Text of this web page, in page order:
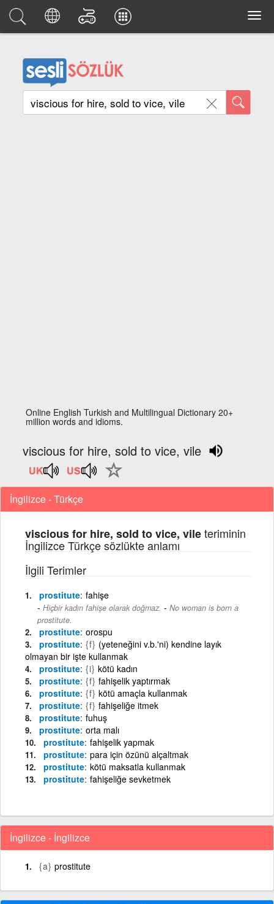
Online English Turkish and Multilingual Dictionary 20+
million words and idioms.
viscious for hire, sold to vice, vile
İngilizce - Türkçe
viscious for hire, sold to vice, vileteriminin
İngilizce Türkçe sözlükte anlamı
İlgili Terimler
prostitute fahişe
Hiçbir kadın fahişe olarak doğmaz. - No woman is born a
prostitute.
prostitute orospu
prostitute {f} (yeteneğini v.b.'ni) kendine layık
olmayan bir işte kullanmak
prostitute {i} kötü kadın
prostitute {f} fahişelik yaptırmak
prostitute {f} kötü amaçla kullanmak
prostitute {f} fahişeliğe itmek
prostitute fuhuş
prostitute orta malı
prostitute fahişelik yapmak
prostitute para için özünü alçaltmak
prostitute kötü maksatla kullanmak
prostitute fahişeliğe sevketmek
İngilizce - İngilizce
{a} prostitute